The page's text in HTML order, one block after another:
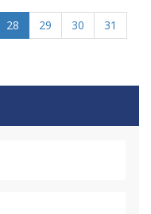
28 29 30
31